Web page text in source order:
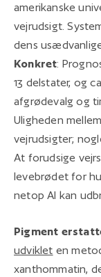
amerikanske
vejrudsigt.
dens
Konkret:
13 delstater, og
afgrødevalg og
Uligheden
vejrudsigter;
At forudsige
levebrødet for
netop AI kan
Pigment
udviklet en
xanthommatin,